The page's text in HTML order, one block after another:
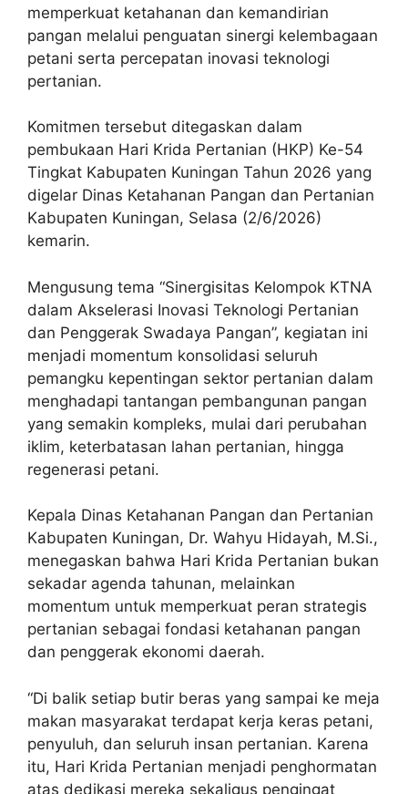
memperkuat ketahanan dan kemandirian
pangan melalui penguatan sinergi kelembagaan
petani serta percepatan inovasi teknologi
pertanian.
Komitmen tersebut ditegaskan dalam
pembukaan Hari Krida Pertanian (HKP) Ke-54
Tingkat Kabupaten Kuningan Tahun 2026 yang
digelar Dinas Ketahanan Pangan dan Pertanian
Kabupaten Kuningan, Selasa (2/6/2026)
kemarin.
Mengusung tema “Sinergisitas Kelompok KTNA
dalam Akselerasi Inovasi Teknologi Pertanian
dan Penggerak Swadaya Pangan”, kegiatan ini
menjadi momentum konsolidasi seluruh
pemangku kepentingan sektor pertanian dalam
menghadapi tantangan pembangunan pangan
yang semakin kompleks, mulai dari perubahan
iklim, keterbatasan lahan pertanian, hingga
regenerasi petani.
Kepala Dinas Ketahanan Pangan dan Pertanian
Kabupaten Kuningan, Dr. Wahyu Hidayah, M.Si.,
menegaskan bahwa Hari Krida Pertanian bukan
sekadar agenda tahunan, melainkan
momentum untuk memperkuat peran strategis
pertanian sebagai fondasi ketahanan pangan
dan penggerak ekonomi daerah.
“Di balik setiap butir beras yang sampai ke meja
makan masyarakat terdapat kerja keras petani,
penyuluh, dan seluruh insan pertanian. Karena
itu, Hari Krida Pertanian menjadi penghormatan
atas dedikasi mereka sekaligus pengingat